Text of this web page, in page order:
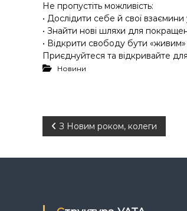
Не пропустіть можливість:
• Дослідити себе й свої
• Знайти нові шляхи для
• Відкрити свободу бути «живим»
Приєднуйтеся та відкривайте
Новини
Н
а
З Новим роком, колеги